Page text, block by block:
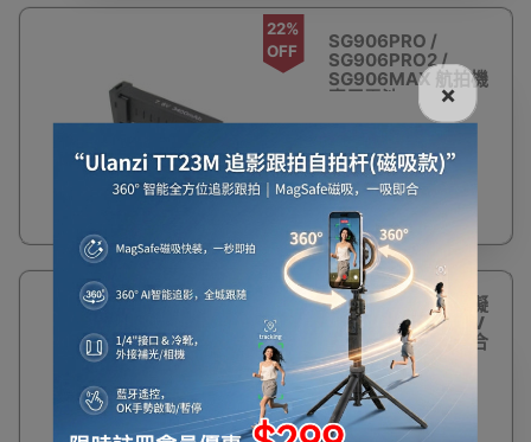
22%
OFF
SG906PRO /
SG906PRO2 /
SG906MAX 航拍機
專用電池
(3400mAh)
$232 $300
3%
定製無人機飛行障礙
賽道套裝 | 學校FPV
穿越機比賽賽道十合
一套裝
$4,280
×